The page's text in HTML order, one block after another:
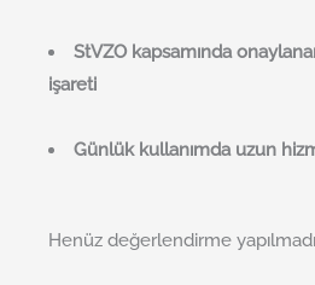
StVZO kapsamında
işareti
Günlük kullanımda uzun
Henüz değerlendirme